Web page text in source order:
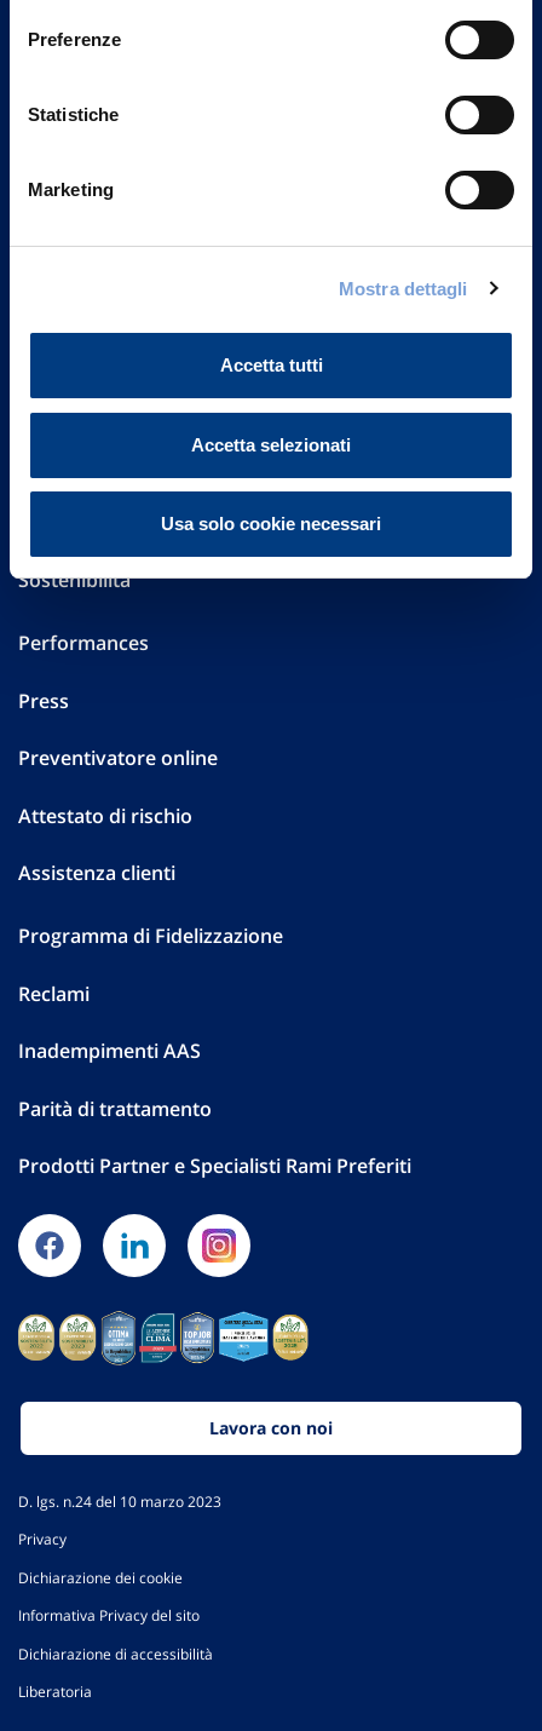
Preferenze
Statistiche
Marketing
Mostra dettagli
Accetta tutti
Accetta selezionati
Usa solo cookie necessari
Vittoria Assicurazioni S.p.A.
Governance
Altre informazioni
Sostenibilità
Performances
Press
Preventivatore online
Attestato di rischio
Assistenza clienti
Programma di Fidelizzazione
Reclami
Inadempimenti AAS
Parità di trattamento
Prodotti Partner e Specialisti Rami Preferiti
Lavora con noi
D. lgs. n.24 del 10 marzo 2023
Privacy
Dichiarazione dei cookie
Informativa Privacy del sito
Dichiarazione di accessibilità
Liberatoria